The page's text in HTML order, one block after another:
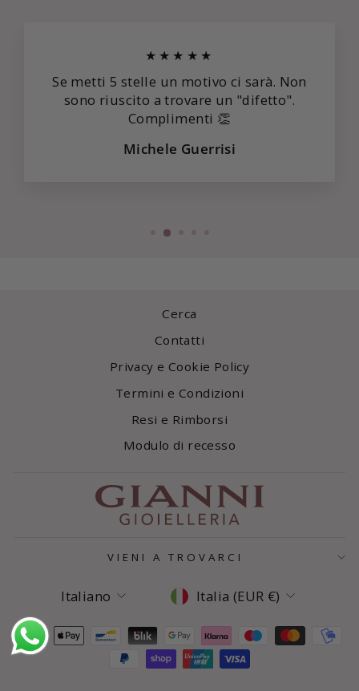
★★★★★
Se metti 5 stelle un motivo ci sarà. Non
sono riuscito a trovare un "difetto".
Complimenti 👏
Michele Guerrisi
Cerca
Contatti
Privacy e Cookie Policy
Termini e Condizioni
Resi e Rimborsi
Modulo di recesso
VIENI A TROVARCI
Lingua
Italiano ValutaItalia (EUR €)